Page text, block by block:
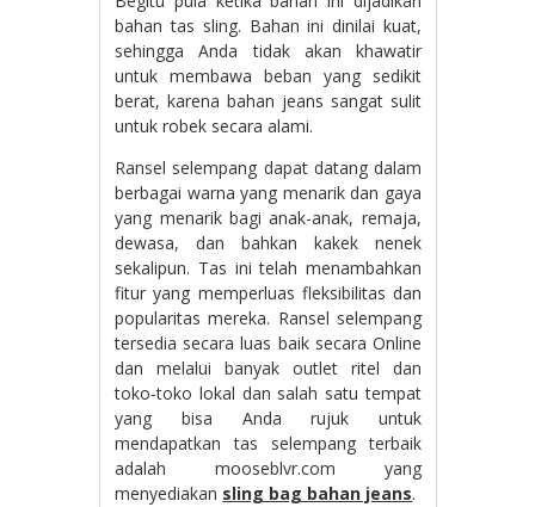
bahan tas sling. Bahan ini dinilai kuat,
sehingga Anda tidak akan khawatir
untuk membawa beban yang sedikit
berat, karena bahan jeans sangat sulit
untuk robek secara alami.
Ransel selempang dapat datang dalam
berbagai warna yang menarik dan gaya
yang menarik bagi anak-anak, remaja,
dewasa, dan bahkan kakek nenek
sekalipun. Tas ini telah menambahkan
fitur yang memperluas fleksibilitas dan
popularitas mereka. Ransel selempang
tersedia secara luas baik secara Online
dan melalui banyak outlet ritel dan
toko-toko lokal dan salah satu tempat
yang bisa Anda rujuk untuk
mendapatkan tas selempang terbaik
adalah mooseblvr.com yang
menyediakan sling bag bahan jeans.